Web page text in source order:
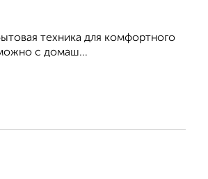
техника для комфортного
с домаш...